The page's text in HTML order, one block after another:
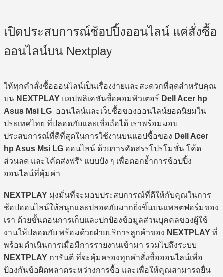
เปิดประสบการณ์ช้อปปิ้งออนไลน์ แค่สั่งซื้อ
ออนไลน์บน Nextplay
ให้ทุกคำสั่งซื้อออนไลน์เป็นเรื่องง่ายและสะดวกที่สุดสำหรับคุณ
บน NEXTPLAY แอปพลิเคชันซื้อคอมพิวเตอร์ Dell Acer hp
Asus Msi LG ออนไลน์และเว็บซื้อของออนไลน์ยอดนิยมใน
ประเทศไทย ที่ปลอดภัยและเชื่อถือได้ เราพร้อมมอบ
ประสบการณ์ที่ดีที่สุดในการใช้งานบนแอปซื้อของ Dell Acer
hp Asus Msi LG ออนไลน์ ด้วยการคัดสรรโปรโมชั่น โค้ด
ส่วนลด และโค้ดส่งฟรี* แบบปัง ๆ เพื่อตอกย้ำการช้อปปิ้ง
ออนไลน์ที่คุ้มค่า
NEXTPLAY มุ่งมั่นที่จะมอบประสบการณ์ที่ดีให้กับคุณในการ
ช้อปออนไลน์ให้สนุกและปลอดภัยมากยิ่งขึ้นบนแพลตฟอร์มของ
เรา ด้วยขั้นตอนการเก็บและปกป้องข้อมูลส่วนบุคคลของผู้ใช้
งานให้ปลอดภัย พร้อมด้วยฝ่ายบริการลูกค้าของ NEXTPLAY ที่
พร้อมดำเนินการเมื่อมีการรายงานเข้ามา รวมไปถึงระบบ
NEXTPLAY การันตี ที่จะคุ้มครองทุกคำสั่งซื้อออนไลน์เพื่อ
ป้องกันข้อผิดพลาดระหว่างการซื้อ และเพื่อให้คุณสามารถยื่น